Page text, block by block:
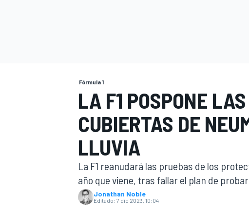
Fórmula 1
LA F1 POSPONE
CUBIERTAS DE
LLUVIA
La F1 reanudará las pruebas de los
año que viene, tras fallar el plan de
Jonathan Noble
Editado: 7 dic 2023, 10:04